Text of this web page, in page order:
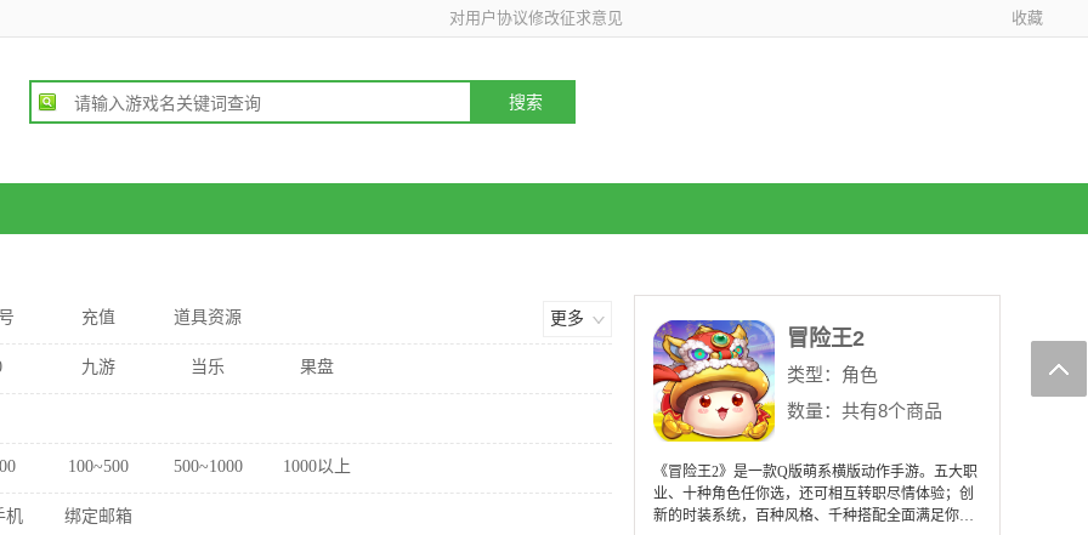
收藏
对用户协议修改征求意见
充值 道具资源 更多
九游 当乐 果盘
100~500 500~1000 1000以上
机 绑定邮箱
冒险王2
类型： 角色
数量：共有8个商品
《冒险王2》是一款Q版萌系横版动作手游。五大职
业、十种角色任你选，还可相互转职尽情体验；创
新的时装系统，百种风格、千种搭配全面满足你的